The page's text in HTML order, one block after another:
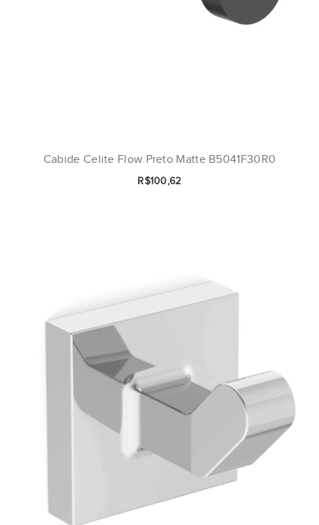
Cabide Celite Flow Preto Matte B5041F30R0
R$100,62